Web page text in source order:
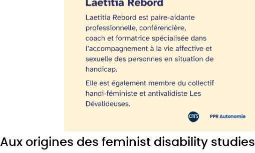
Aux origines des feminist disability studies